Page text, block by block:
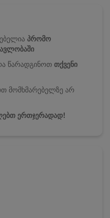
პრომო
წარადგინოთ თქვენი
მომხმარებელზე არ
ერთჯერადად!